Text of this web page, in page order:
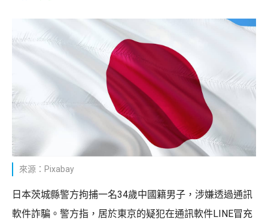
來源：Pixabay
日本茨城縣警方拘捕一名34歲中國籍男子，涉嫌透過通訊
軟件詐騙。警方指，居於東京的疑犯在通訊軟件LINE冒充